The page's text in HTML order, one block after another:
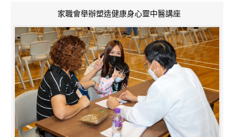
家職會舉辦塑造健康身心靈中醫講座